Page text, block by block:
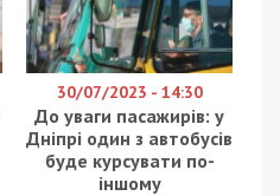
30/07/2023 - 14:30
До уваги пасажирів: у
Дніпрі один з автобусів
буде курсувати по-
іншому